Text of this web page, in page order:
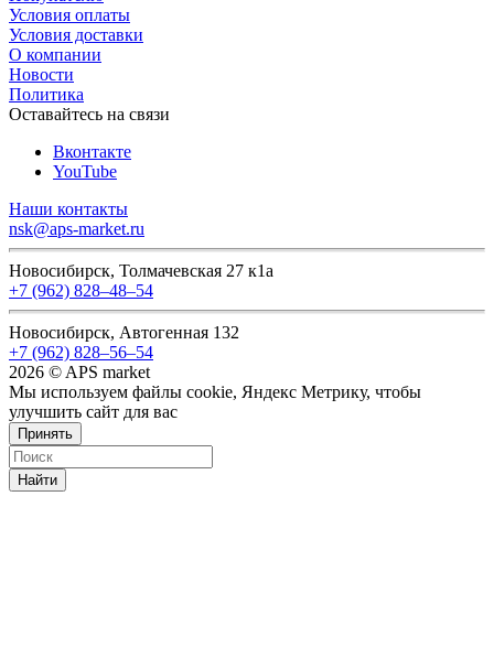
Условия оплаты
Условия доставки
О компании
Новости
Политика
Оставайтесь на связи
Вконтакте
YouTube
Наши контакты
nsk@aps-market.ru
Новосибирск, Толмачевская 27 к1а
+7 (962) 828‒48‒54
Новосибирск, Автогенная 132
+7 (962) 828‒56‒54
2026 © APS market
Мы используем файлы cookie, Яндекс Метрику, чтобы
улучшить сайт для вас
Принять
Найти